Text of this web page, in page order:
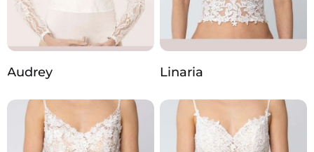
Audrey Linaria